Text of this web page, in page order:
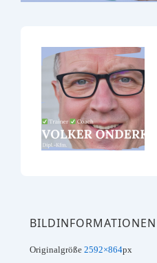
BILDINFORMATIONEN
Originalgröße 2592×864px